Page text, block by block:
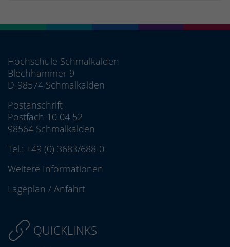
Hochschule Schmalkalden
Blechhammer 9
D-98574 Schmalkalden
Postanschrift
Postfach 10 04 52
98564 Schmalkalden
Tel.: +49 (0) 3683/688-0
Weitere Informationen
Lageplan / Anfahrt
QUICKLINKS